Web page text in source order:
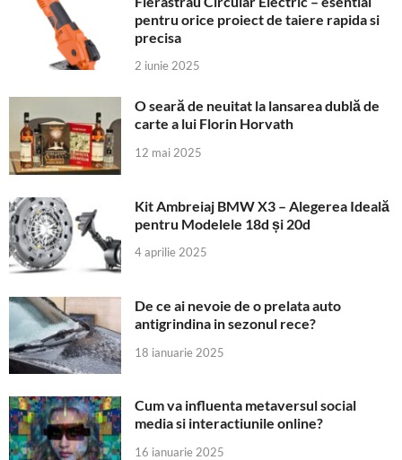
pentru orice proiect de taiere rapida si
precisa
2 iunie 2025
O seară de neuitat la lansarea dublă de
carte a lui Florin Horvath
12 mai 2025
Kit Ambreiaj BMW X3 – Alegerea Ideală
pentru Modelele 18d și 20d
4 aprilie 2025
De ce ai nevoie de o prelata auto
antigrindina in sezonul rece?
18 ianuarie 2025
Cum va influenta metaversul social
media si interactiunile online?
16 ianuarie 2025